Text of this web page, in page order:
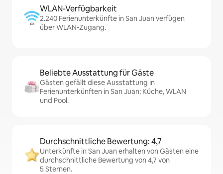
WLAN-Verfügbarkeit
2.240 Ferienunterkünfte in San Juan verfügen
über WLAN-Zugang.
Beliebte Ausstattung für Gäste
Gästen gefällt diese Ausstattung in
Ferienunterkünften in San Juan: Küche, WLAN
und Pool.
Durchschnittliche Bewertung: 4,7
Unterkünfte in San Juan erhalten von Gästen eine
durchschnittliche Bewertung von 4,7 von
5 Sternen.